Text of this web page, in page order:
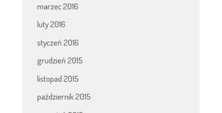
marzec 2016
luty 2016
styczeń 2016
grudzień 2015
listopad 2015
październik 2015